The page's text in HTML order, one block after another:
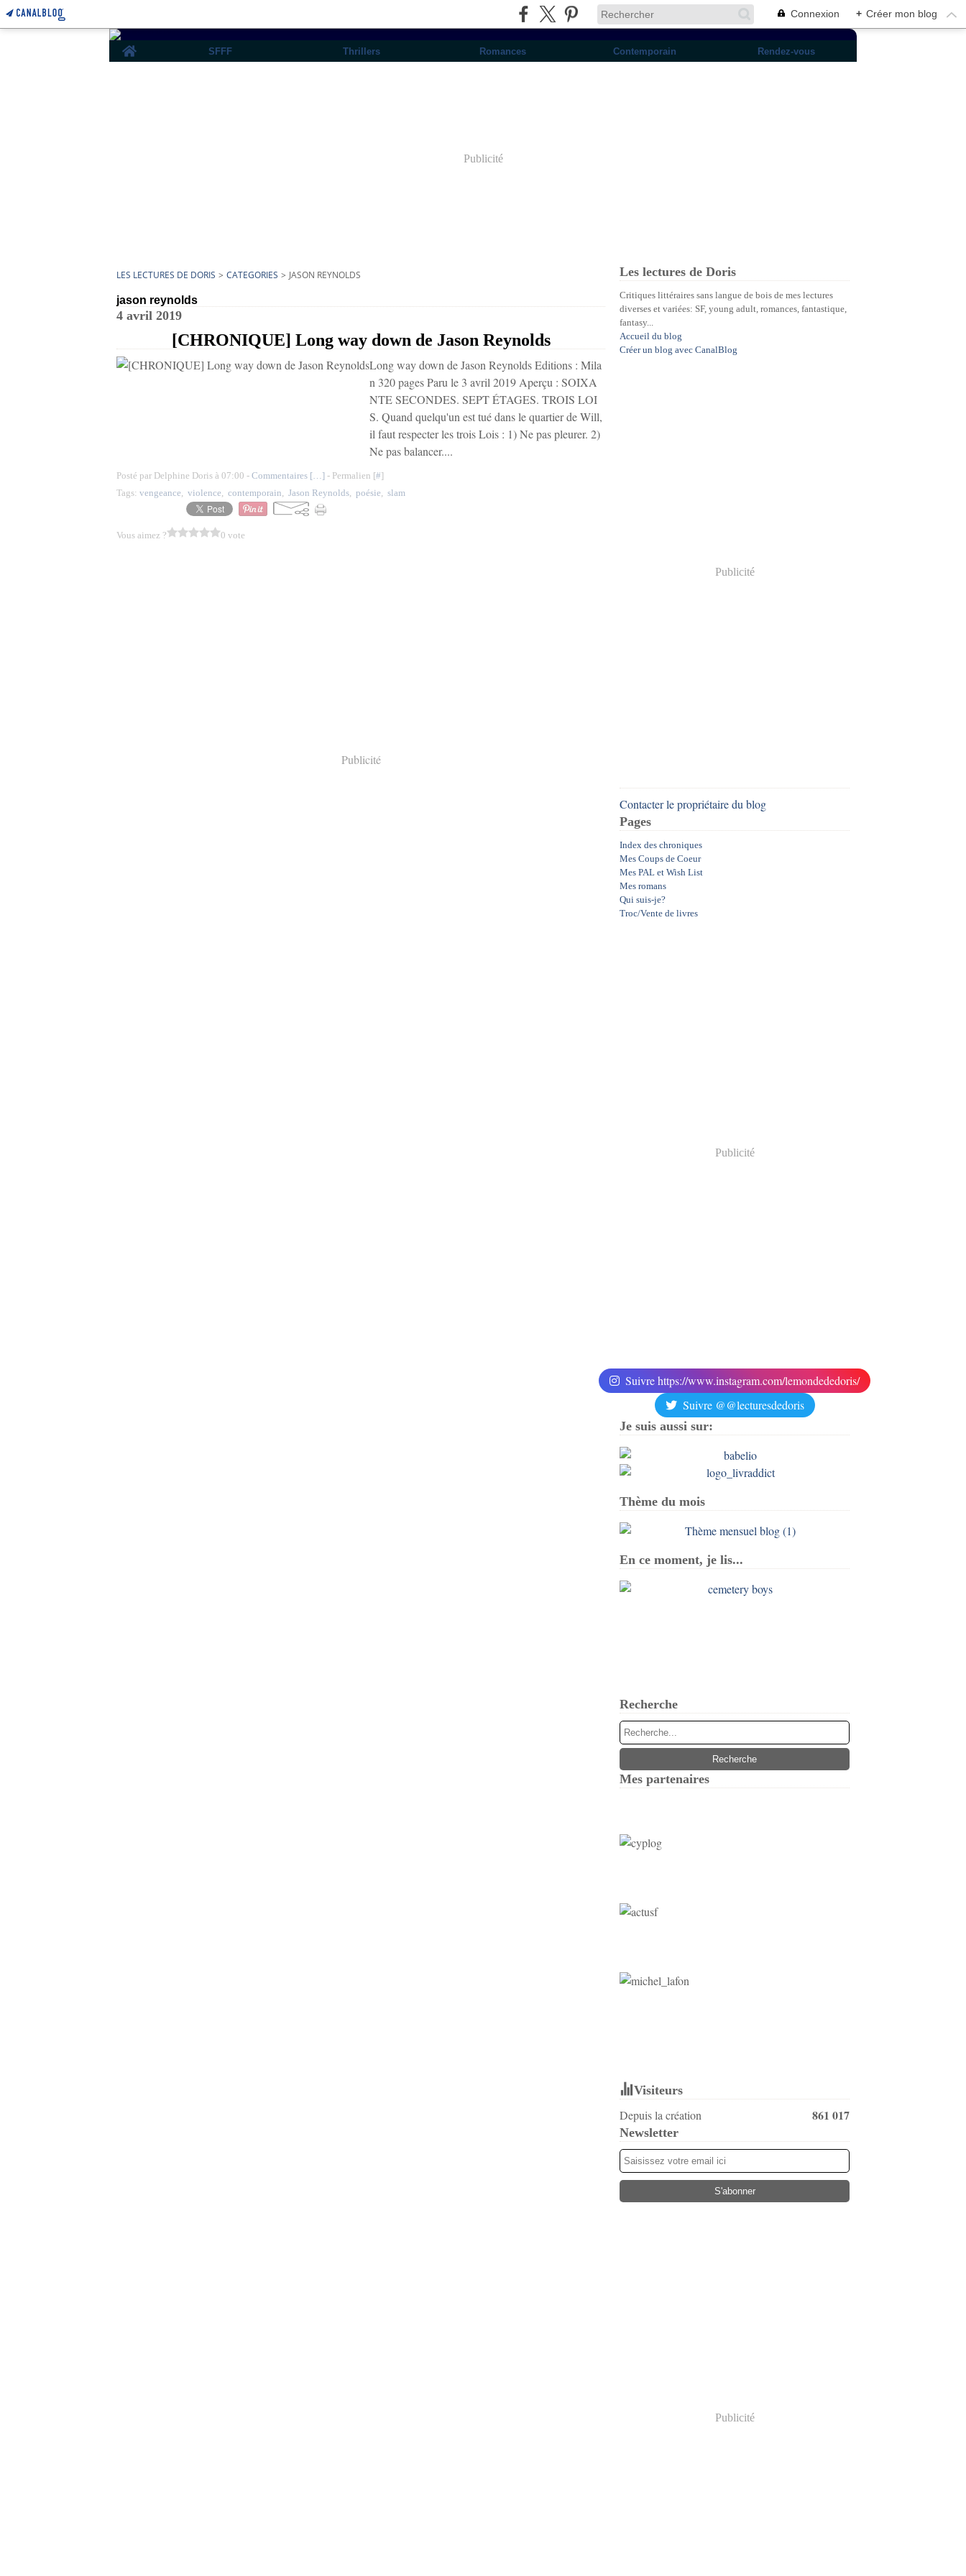
Connexion + Créer mon blog
Home
SFFF Thrillers Romances Contemporain Rendez-vous
Publicité
LES LECTURES DE DORIS > CATEGORIES > JASON REYNOLDS
jason reynolds
4 avril 2019
[CHRONIQUE] Long way down de Jason Reynolds
Long way down de Jason Reynolds Editions : Mila
n 320 pages Paru le 3 avril 2019 Aperçu : SOIXA
NTE SECONDES. SEPT ÉTAGES. TROIS LOI
S. Quand quelqu'un est tué dans le quartier de Will,
il faut respecter les trois Lois : 1) Ne pas pleurer. 2)
Ne pas balancer....
Posté par Delphine Doris à 07:00 - Commentaires […] - Permalien [#]
Tags: vengeance, violence, contemporain, Jason Reynolds, poésie, slam
Vous aimez ? 0 vote
Publicité
Les lectures de Doris
Critiques littéraires sans langue de bois de mes lectures
diverses et variées: SF, young adult, romances, fantastique,
fantasy...
Accueil du blog
Créer un blog avec CanalBlog
Publicité
Contacter le propriétaire du blog
Pages
Index des chroniques
Mes Coups de Coeur
Mes PAL et Wish List
Mes romans
Qui suis-je?
Troc/Vente de livres
Publicité
Suivre https://www.instagram.com/lemondededoris/
Suivre @@lecturesdedoris
Je suis aussi sur:
Thème du mois
En ce moment, je lis...
Recherche
Mes partenaires
Visiteurs
Depuis la création 861 017
Newsletter
Publicité